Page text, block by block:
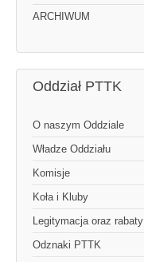
ARCHIWUM
Oddział PTTK
O naszym Oddziale
Władze Oddziału
Komisje
Koła i Kluby
Legitymacja oraz rabaty
Odznaki PTTK